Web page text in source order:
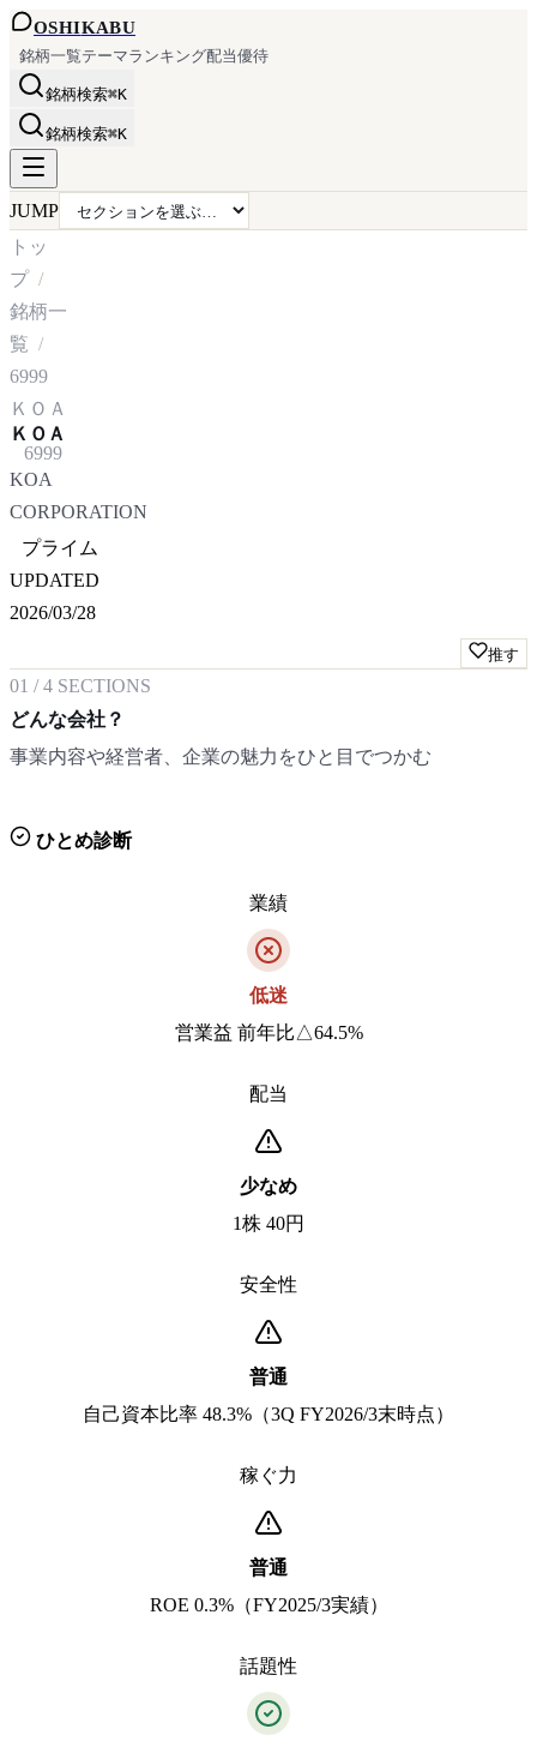
OSHIKABU
銘柄一覧テーマランキング配当優待
銘柄検索⌘K
銘柄検索⌘K
JUMP
トッ
プ
銘柄一
覧
6999
ＫＯＡ
ＫＯＡ
6999
KOA
CORPORATION
プライム
UPDATED
2026/03/28
推す
01 /4 SECTIONS
どんな会社？
事業内容や経営者、企業の魅力をひと目でつかむ
ひとめ診断
業績
低迷
営業益 前年比△64.5%
配当
少なめ
1株 40円
安全性
普通
自己資本比率 48.3%（3Q FY2026/3末時点）
稼ぐ力
普通
ROE 0.3%（FY2025/3実績）
話題性